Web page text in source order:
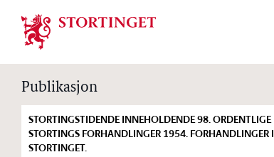
Stortinget.no
Publikasjon
STORTINGSTIDENDE INNEHOLDENDE 98. ORDENTLIGE
STORTINGS FORHANDLINGER 1954. FORHANDLINGER I
STORTINGET.